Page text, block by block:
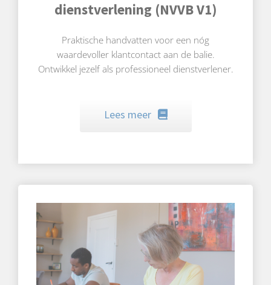
dienstverlening (NVVB V1)
Praktische handvatten voor een nóg
waardevoller klantcontact aan de balie.
Ontwikkel jezelf als professioneel dienstverlener.
Lees meer